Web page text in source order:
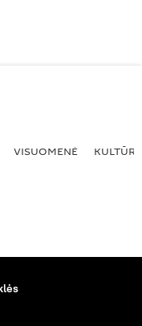
VISUOMENĖ KULTŪRA